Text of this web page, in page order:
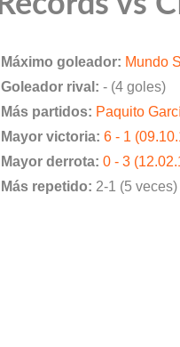
Máximo goleador: Mundo
Goleador rival: - (4 goles)
Más partidos: Paquito
Mayor victoria: 6 - 1
Mayor derrota: 0 - 3
Más repetido: 2-1 (5 veces)